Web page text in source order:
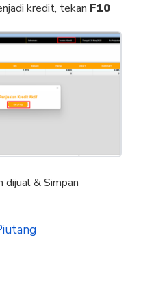
kredit, tekan F10
dijual & Simpan